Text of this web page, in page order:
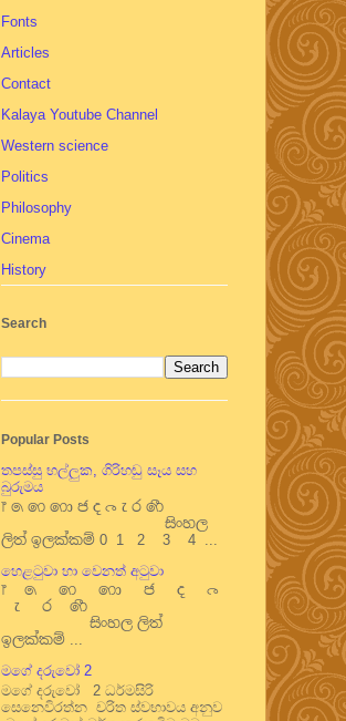
Fonts
Articles
Contact
Kalaya Youtube Channel
Western science
Politics
Philosophy
Cinema
History
Search
Popular Posts
තපස්සු භල්ලුක, ගිරිහඬු සෑය සහ
බුරුමය
෦ ෧ ෨ ෩ ෪ ෫ ෬ ෭ ෮ ෯
සිංහල
ලිත් ඉලක්කම් 0 1 2 3 4 ...
හෙළටුවා හා වෙනත් අටුවා
෦ ෧ ෨ ෩ ෪ ෫ ෬
෭ ෮ ෯
සිංහල ලිත්
ඉලක්කම් ...
මගේ දරුවෝ 2
මගේ දරුවෝ 2 ධර්මසිරි
සෙනෙවිරත්න චරිත ස්වභාවය අනුව